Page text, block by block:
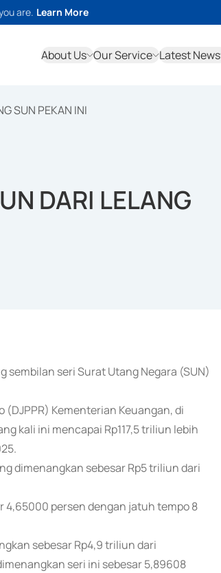
are. Learn More
About Us Our Service Latest News
SUN PEKAN INI
DARI LELANG
sembilan seri Surat Utang Negara (SUN)
Kementerian Keuangan, di
kali ini mencapai Rp117,5 triliun lebih
dimenangkan sebesar Rp5 triliun dari
persen dengan jatuh tempo 8
sebesar Rp4,9 triliun dari
seri ini sebesar 5,89608